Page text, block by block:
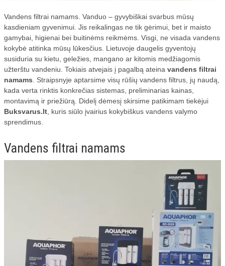
VANDENS FILTRAI
ŠVAROS PREKĖS
KOSMETIKA
MEDICINA
TEISĖ
VALYMO ĮRENGINIAI
Vandens filtrai namams. Vanduo – gyvybiškai svarbus mūsų
kasdieniam gyvenimui. Jis reikalingas ne tik gėrimui, bet ir maisto
gamybai, higienai bei buitinėms reikmėms. Visgi, ne visada vandens
kokybė atitinka mūsų lūkesčius. Lietuvoje daugelis gyventojų
susiduria su kietu, geležies, mangano ar kitomis medžiagomis
užterštu vandeniu. Tokiais atvejais į pagalbą ateina vandens filtrai
namams . Straipsnyje aptarsime visų rūšių vandens filtrus, jų naudą,
kada verta rinktis konkrečias sistemas, preliminarias kainas,
montavimą ir priežiūrą. Didelį dėmesį skirsime patikimam tiekėjui
Buksvarus.lt , kuris siūlo įvairius kokybiškus vandens valymo
sprendimus.
Vandens filtrai namams